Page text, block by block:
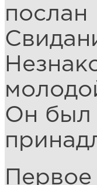
Он был